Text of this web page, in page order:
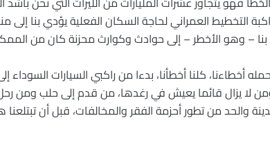
التخطيط العمراني لحاجة السكان الفعلية يؤدي بنا إلى
– وهو الأخطر – إلى حوادث وكوارث محزنة كان من
أخطاءنا، كلنا أخطأنا، بدءا من راكبي السيارات
لا يزال قائما يعيش في رغدها، من قدم إلى حلب ومن
والحد من تطور أحزمة الفقر والمخالفات، قبل أن